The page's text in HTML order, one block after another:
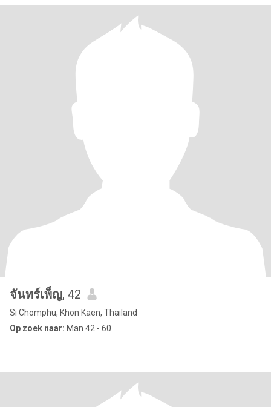
จันทร์เพ็ญ, 42
Si Chomphu, Khon Kaen, Thailand
Op zoek naar: Man 42 - 60